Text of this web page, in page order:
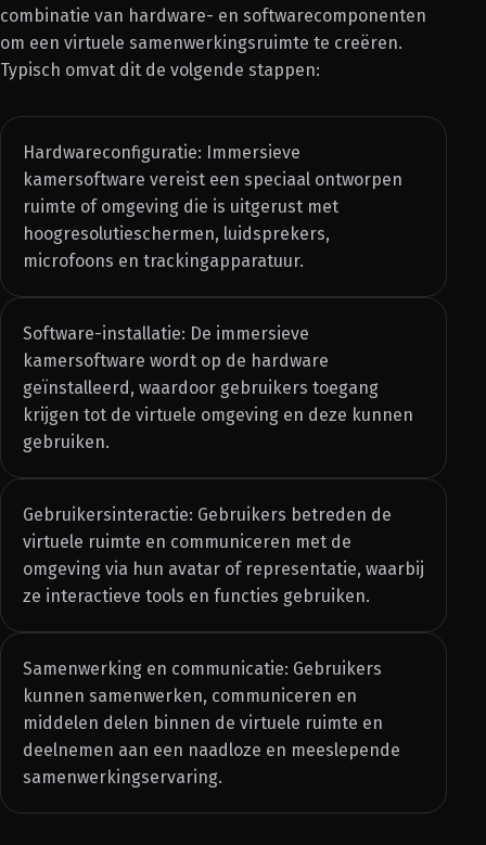
combinatie van hardware- en softwarecomponenten
om een virtuele samenwerkingsruimte te creëren.
Typisch omvat dit de volgende stappen:
Hardwareconfiguratie: Immersieve
kamersoftware vereist een speciaal ontworpen
ruimte of omgeving die is uitgerust met
hoogresolutieschermen, luidsprekers,
microfoons en trackingapparatuur.
Software-installatie: De immersieve
kamersoftware wordt op de hardware
geïnstalleerd, waardoor gebruikers toegang
krijgen tot de virtuele omgeving en deze kunnen
gebruiken.
Gebruikersinteractie: Gebruikers betreden de
virtuele ruimte en communiceren met de
omgeving via hun avatar of representatie, waarbij
ze interactieve tools en functies gebruiken.
Samenwerking en communicatie: Gebruikers
kunnen samenwerken, communiceren en
middelen delen binnen de virtuele ruimte en
deelnemen aan een naadloze en meeslepende
samenwerkingservaring.